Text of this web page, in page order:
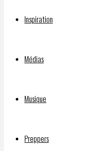
Inspiration
Médias
Musique
Preppers
INJECTIONS